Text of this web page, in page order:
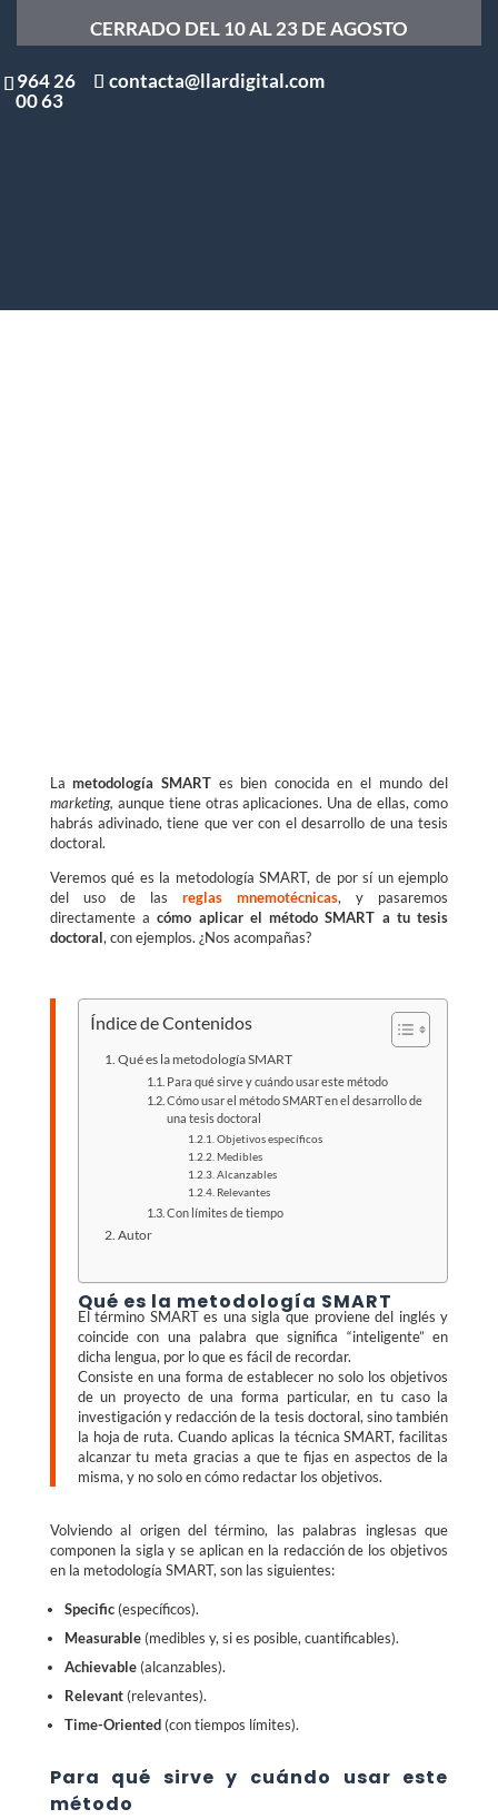
CERRADO DEL 10 AL 23 DE AGOSTO
964 26
00 63
contacta@llardigital.com
Lametodología SMART es bien conocida en el mundo del
marketing, aunque tiene otras aplicaciones. Una de ellas, como
habrás adivinado, tiene que ver con el desarrollo de una tesis
doctoral.
Veremos qué es la metodología SMART, de por sí un ejemplo
del uso de lasreglas mnemotécnicas, y pasaremos
directamente acómo aplicar el método SMART a tu tesis
doctoral, con ejemplos. ¿Nos acompañas?
Índice de Contenidos
Qué es la metodología SMART
Para qué sirve y cuándo usar este método
Cómo usar el método SMART en el desarrollo de
una tesis doctoral
Objetivos específicos
Medibles
Alcanzables
Relevantes
Con límites de tiempo
Autor
Qué es la metodología SMART
El término SMART es una sigla que proviene del inglés y
coincide con una palabra que significa “inteligente” en
dicha lengua, por lo que es fácil de recordar.
Consiste en una forma de establecer no solo los objetivos
de un proyecto de una forma particular, en tu caso la
investigación y redacción de la tesis doctoral, sino también
la hoja de ruta. Cuando aplicas la técnica SMART, facilitas
alcanzar tu meta gracias a que te fijas en aspectos de la
misma, y no solo en cómo redactar los objetivos.
Volviendo al origen del término, las palabras inglesas que
componen la sigla y se aplican en la redacción de los objetivos
en la metodología SMART, son las siguientes:
Specific(específicos).
Measurable(medibles y, si es posible, cuantificables).
Achievable(alcanzables).
Relevant (relevantes).
Time-Oriented(con tiempos límites).
Para qué sirve y cuándo usar este
método